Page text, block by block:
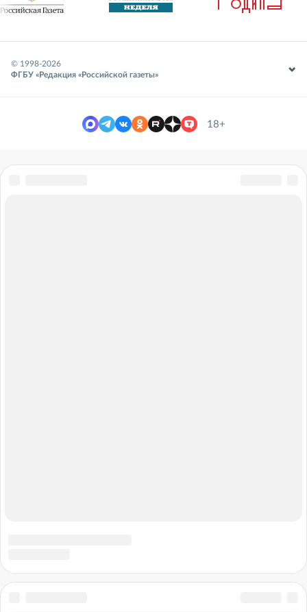
© 1998-2026
ФГБУ «Редакция «Российской газеты»
18+